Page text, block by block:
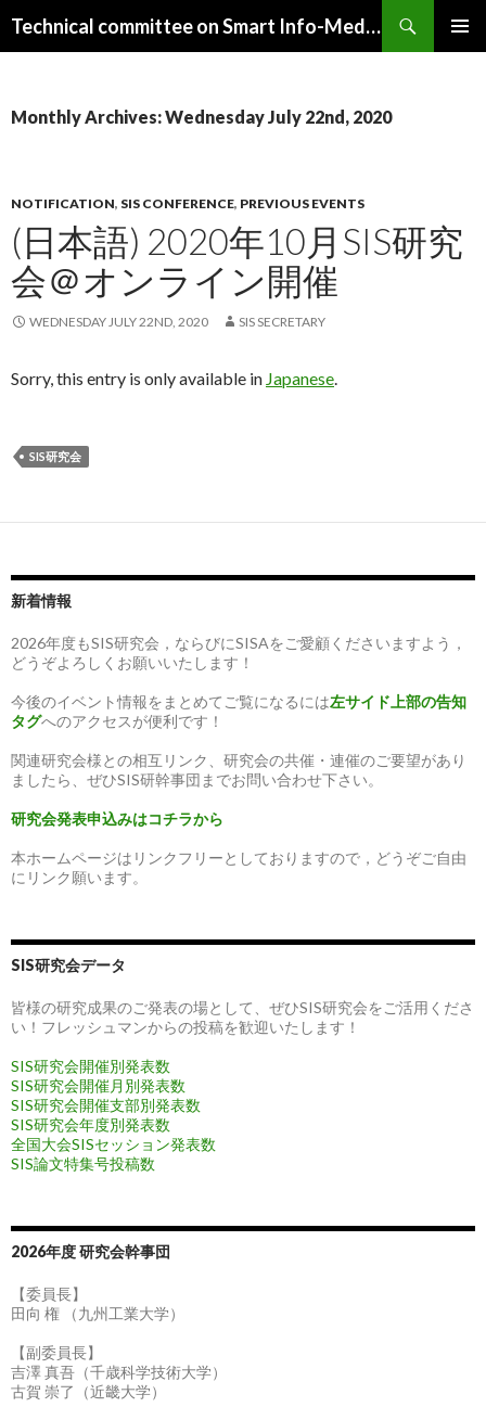
Technical committee on Smart Info-Media Systems (SIS), IEICE
Monthly Archives: Wednesday July 22nd, 2020
NOTIFICATION, SIS CONFERENCE, PREVIOUS EVENTS
(日本語) 2020年10月SIS研究
会＠オンライン開催
WEDNESDAY JULY 22ND, 2020 SIS SECRETARY
Sorry, this entry is only available in Japanese.
SIS研究会
新着情報
2026年度もSIS研究会，ならびにSISAをご愛顧くださいますよう，
どうぞよろしくお願いいたします！
今後のイベント情報をまとめてご覧になるには左サイド上部の告知
タグへのアクセスが便利です！
関連研究会様との相互リンク、研究会の共催・連催のご要望があり
ましたら、ぜひSIS研幹事団までお問い合わせ下さい。
研究会発表申込みはコチラから
本ホームページはリンクフリーとしておりますので，どうぞご自由
にリンク願います。
SIS研究会データ
皆様の研究成果のご発表の場として、ぜひSIS研究会をご活用くださ
い！フレッシュマンからの投稿を歓迎いたします！
SIS研究会開催別発表数
SIS研究会開催月別発表数
SIS研究会開催支部別発表数
SIS研究会年度別発表数
全国大会SISセッション発表数
SIS論文特集号投稿数
2026年度 研究会幹事団
【委員長】
田向 権 （九州工業大学）
【副委員長】
吉澤 真吾（千歳科学技術大学）
古賀 崇了（近畿大学）